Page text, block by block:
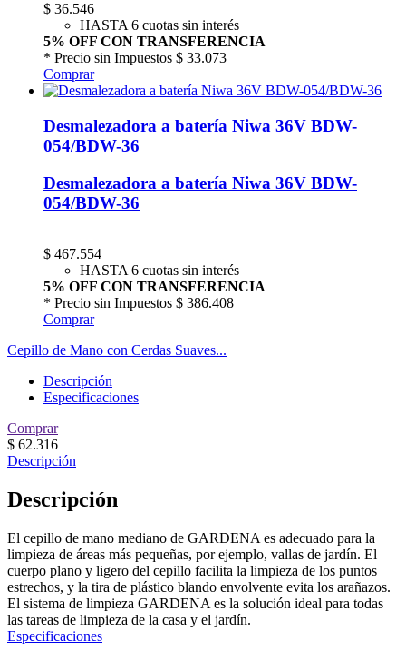
$ 36.546
HASTA 6 cuotas sin interés
5% OFF CON TRANSFERENCIA
* Precio sin Impuestos $ 33.073
Comprar
Desmalezadora a batería Niwa 36V BDW-
054/BDW-36
Desmalezadora a batería Niwa 36V BDW-
054/BDW-36
$ 467.554
HASTA 6 cuotas sin interés
5% OFF CON TRANSFERENCIA
* Precio sin Impuestos $ 386.408
Comprar
Cepillo de Mano con Cerdas Suaves...
Descripción
Especificaciones
Comprar
$ 62.316
Descripción
Descripción
El cepillo de mano mediano de GARDENA es adecuado para la
limpieza de áreas más pequeñas, por ejemplo, vallas de jardín. El
cuerpo plano y ligero del cepillo facilita la limpieza de los puntos
estrechos, y la tira de plástico blando envolvente evita los arañazos.
El sistema de limpieza GARDENA es la solución ideal para todas
las tareas de limpieza de la casa y el jardín.
Especificaciones